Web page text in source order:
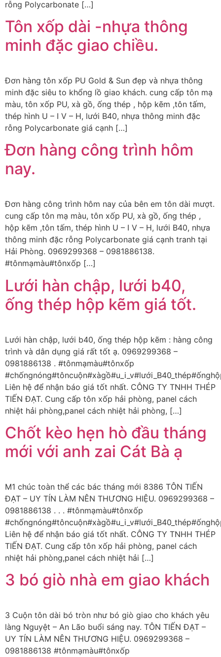
rỗng Polycarbonate […]
Tôn xốp dài -nhựa thông
minh đặc giao chiều.
Đơn hàng tôn xốp PU Gold & Sun đẹp và nhựa thông
minh đặc siêu to khổng lồ giao khách. cung cấp tôn mạ
màu, tôn xốp PU, xà gồ, ống thép , hộp kẽm ,tôn tấm,
thép hình U – I V – H, lưới B40, nhựa thông minh đặc
rỗng Polycarbonate giá cạnh […]
Đơn hàng công trình hôm
nay.
Đơn hàng công trình hôm nay của bên em tôn dài mượt.
cung cấp tôn mạ màu, tôn xốp PU, xà gồ, ống thép ,
hộp kẽm ,tôn tấm, thép hình U – I V – H, lưới B40, nhựa
thông minh đặc rỗng Polycarbonate giá cạnh tranh tại
Hải Phòng. 0969299368 – 0981886138.
#tônmạmàu#tônxốp […]
Lưới hàn chập, lưới b40,
ống thép hộp kẽm giá tốt.
Lưới hàn chập, lưới b40, ống thép hộp kẽm : hàng công
trình và dân dụng giá rất tốt ạ. 0969299368 –
0981886138 . #tônmạmàu#tônxốp
Liên hệ để nhận báo giá tốt nhất. CÔNG TY TNHH THÉP
TIẾN ĐẠT. Cung cấp tôn xốp hải phòng, panel cách
nhiệt hải phòng,panel cách nhiệt hải phòng, […]
Chốt kèo hẹn hò đầu tháng
mới với anh zai Cát Bà ạ
M1 chúc toàn thể các bác tháng mới 8386 TÔN TIẾN
ĐẠT – UY TÍN LÀM NÊN THƯƠNG HIỆU. 0969299368 –
0981886138 . . . #tônmạmàu#tônxốp
Liên hệ để nhận báo giá tốt nhất. CÔNG TY TNHH THÉP
TIẾN ĐẠT. Cung cấp tôn xốp hải phòng, panel cách
nhiệt hải phòng,panel cách nhiệt hải […]
3 bó giò nhà em giao khách
3 Cuộn tôn dài bó tròn như bó giò giao cho khách yêu
làng Nguyệt – An Lão buổi sáng nay. TÔN TIẾN ĐẠT –
UY TÍN LÀM NÊN THƯƠNG HIỆU. 0969299368 –
0981886138 #tônmạmàu#tônxốp